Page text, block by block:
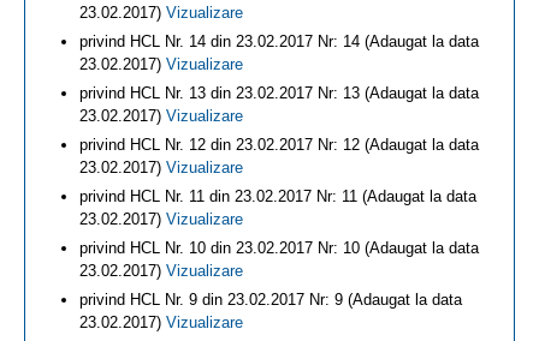
23.02.2017) Vizualizare
privind HCL Nr. 14 din 23.02.2017 Nr: 14 (Adaugat la data
23.02.2017) Vizualizare
privind HCL Nr. 13 din 23.02.2017 Nr: 13 (Adaugat la data
23.02.2017) Vizualizare
privind HCL Nr. 12 din 23.02.2017 Nr: 12 (Adaugat la data
23.02.2017) Vizualizare
privind HCL Nr. 11 din 23.02.2017 Nr: 11 (Adaugat la data
23.02.2017) Vizualizare
privind HCL Nr. 10 din 23.02.2017 Nr: 10 (Adaugat la data
23.02.2017) Vizualizare
privind HCL Nr. 9 din 23.02.2017 Nr: 9 (Adaugat la data
23.02.2017) Vizualizare